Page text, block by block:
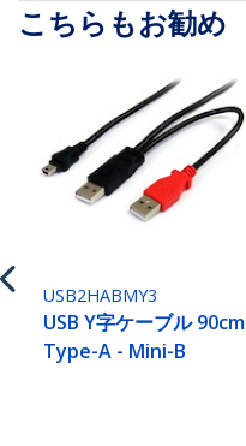
こちらもお勧め
USB2HABMY3
USB Y字ケーブル 90cm
Type-A - Mini-B